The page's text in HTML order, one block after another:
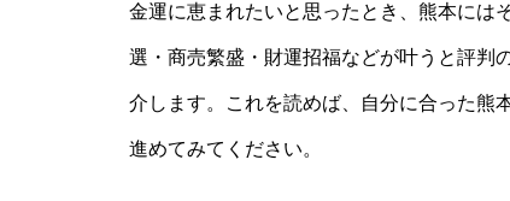
金運に恵まれたいと思ったとき、熊本には
選・商売繁盛・財運招福などが叶うと評判
介します。これを読めば、自分に合った熊
進めてみてください。